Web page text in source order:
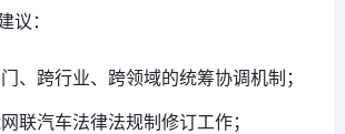
议：
、跨行业、跨领域的统筹协调机制；
联汽车法律法规制修订工作；